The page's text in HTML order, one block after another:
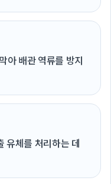
아 배관 역류를 방지
유체를 처리하는 데